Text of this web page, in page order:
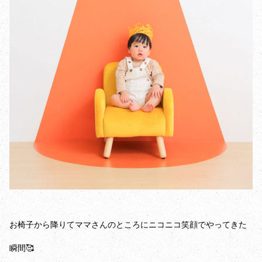
お椅子から降りてママさんのところにニコニコ笑顔でやってきた
瞬間🥰